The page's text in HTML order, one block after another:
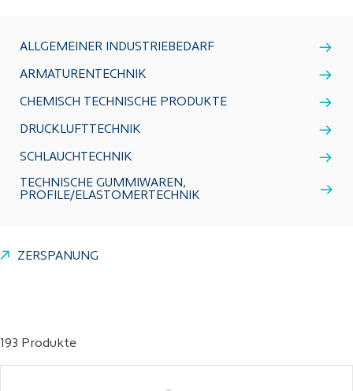
ALLGEMEINER INDUSTRIEBEDARF
ARMATURENTECHNIK
CHEMISCH TECHNISCHE PRODUKTE
DRUCKLUFTTECHNIK
SCHLAUCHTECHNIK
TECHNISCHE GUMMIWAREN,
PROFILE/ELASTOMERTECHNIK
ZERSPANUNG
193 Produkte